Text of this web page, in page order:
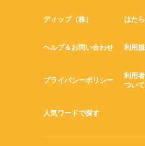
ディップ（株） はた
ヘルプ＆お問い合わせ 利用
プライバシーポリシー
利用
ついて
人気ワードで探す